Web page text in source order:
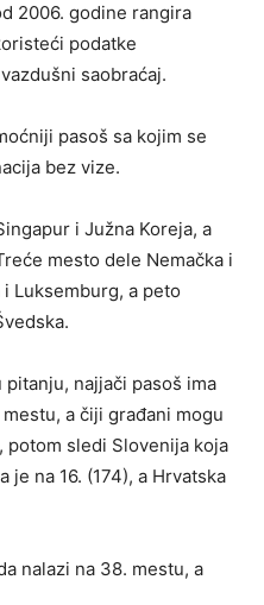
2006. godine rangira
podatke
saobraćaj.
pasoš sa kojim se
bez vize.
i Južna Koreja, a
mesto dele Nemačka i
Luksemburg, a peto
najjači pasoš ima
a čiji građani mogu
potom sledi Slovenija koja
je na 16. (174), a Hrvatska
nalazi na 38. mestu, a